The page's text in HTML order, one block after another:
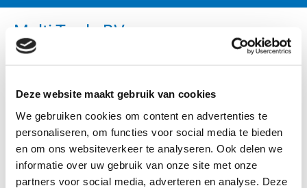
Deze website maakt gebruik van cookies
We gebruiken cookies om content en advertenties te
personaliseren, om functies voor social media te bieden
en om ons websiteverkeer te analyseren. Ook delen we
informatie over uw gebruik van onze site met onze
partners voor social media, adverteren en analyse. Deze
Multi Trade BV
Bijna onbeperkte Robinia mogelijkheden voor de
voor kinderspeelplaatsen.
Robinia: als de beste oplossing
Ontschorst, vrij van spinthout, glad geschuurd.
Bijna iedere diameter en lengte mogelijk